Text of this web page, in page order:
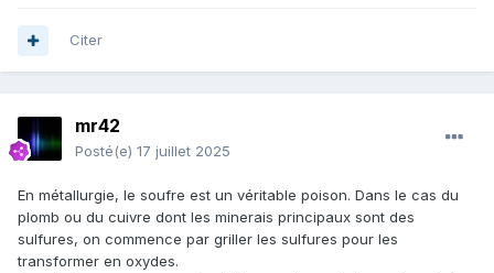
Citer
mr42
Posté(e) 17 juillet 2025
En métallurgie, le soufre est un véritable poison. Dans le cas du
plomb ou du cuivre dont les minerais principaux sont des
sulfures, on commence par griller les sulfures pour les
transformer en oxydes.